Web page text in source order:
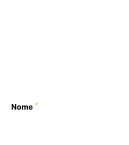
Nome *